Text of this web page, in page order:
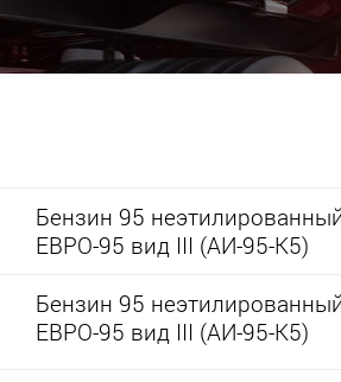
Бензин 95
ЕВРО-95 вид III (АИ-95-К5)
Бензин 95
ЕВРО-95 вид III (АИ-95-К5)